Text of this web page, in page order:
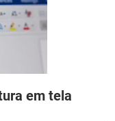
em tela